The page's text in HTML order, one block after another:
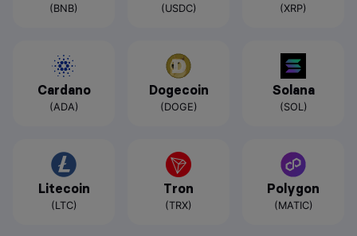
(BNB) (USDC) (XRP)
Cardano
(ADA)
Dogecoin
(DOGE)
Solana
(SOL)
Litecoin
(LTC)
Tron
(TRX)
Polygon
(MATIC)